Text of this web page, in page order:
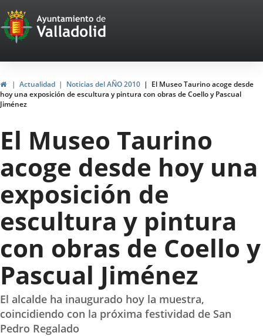
Portal
Web
del
Ayuntamiento
de
Valladolid
HomeActualidad Noticias del AÑO 2010
El Museo Taurino acoge desde
hoy una exposición de escultura y pintura con obras de Coello y Pascual
Jiménez
El Museo Taurino
acoge desde hoy una
exposición de
escultura y pintura
con obras de Coello y
Pascual Jiménez
El alcalde ha inaugurado hoy la muestra,
coincidiendo con la próxima festividad de San
Pedro Regalado